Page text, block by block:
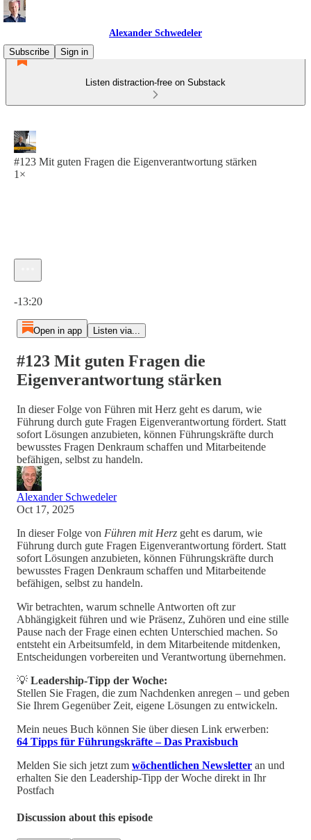
Alexander Schwedeler
Subscribe
Sign in
Listen distraction-free on Substack
#123 Mit guten Fragen die Eigenverantwortung stärken
1×
-13:20
Open in app Listen via...
#123 Mit guten Fragen die
Eigenverantwortung stärken
In dieser Folge von Führen mit Herz geht es darum, wie
Führung durch gute Fragen Eigenverantwortung fördert. Statt
sofort Lösungen anzubieten, können Führungskräfte durch
bewusstes Fragen Denkraum schaffen und Mitarbeitende
befähigen, selbst zu handeln.
Alexander Schwedeler
Oct 17, 2025
In dieser Folge von Führen mit Herz geht es darum, wie
Führung durch gute Fragen Eigenverantwortung fördert. Statt
sofort Lösungen anzubieten, können Führungskräfte durch
bewusstes Fragen Denkraum schaffen und Mitarbeitende
befähigen, selbst zu handeln.
Wir betrachten, warum schnelle Antworten oft zur
Abhängigkeit führen und wie Präsenz, Zuhören und eine stille
Pause nach der Frage einen echten Unterschied machen. So
entsteht ein Arbeitsumfeld, in dem Mitarbeitende mitdenken,
Entscheidungen vorbereiten und Verantwortung übernehmen.
💡 Leadership-Tipp der Woche:
Stellen Sie Fragen, die zum Nachdenken anregen – und geben
Sie Ihrem Gegenüber Zeit, eigene Lösungen zu entwickeln.
Mein neues Buch können Sie über diesen Link erwerben:
64 Tipps für Führungskräfte – Das Praxisbuch
Melden Sie sich jetzt zum wöchentlichen Newsletter an und
erhalten Sie den Leadership-Tipp der Woche direkt in Ihr
Postfach
Discussion about this episode